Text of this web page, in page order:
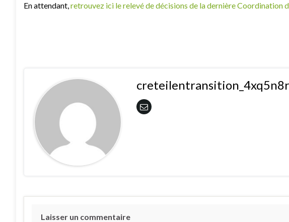
En attendant,retrouvez ici le relevé de décisions de la dernière Coordination
Laisser un commentaire